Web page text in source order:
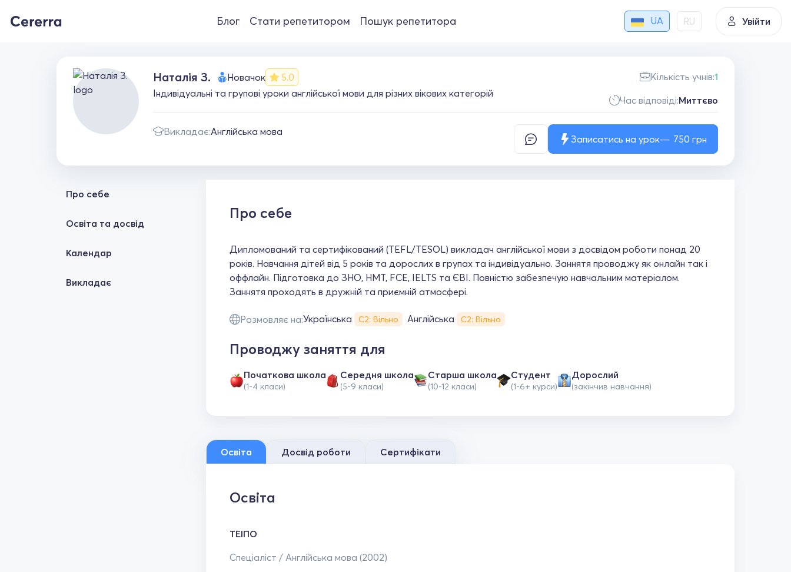
Блог Стати репетитором Пошук репетитора UA RU Увійти
Наталія З. Новачок
5.0
Індивідуальні та групові уроки англійської мови для різних вікових категорій
Викладає:Англійська мова
Кількість учнів:1
Час відповіді:Миттєво
Записатись на урок 750 грн
Про себе
Освіта та досвід
Календар
Викладає
Про себе
Дипломований та сертифікований (TEFL/TESOL) викладач англійської мови з досвідом роботи понад 20
років. Навчання дітей від 5 років та дорослих в групах та індивідуально. Заннятя проводжу як онлайн так і
оффлайн. Підготовка до ЗНО, НМТ, FCE, IELTS та ЄВІ. Повністю забезпечую навчальним матеріалом.
Заннятя проходять в дружній та приємній атмосфері.
Розмовляє на:Українська С2: Вільно Англійська С2: Вільно
Проводжу заняття для
Початкова школа
(1-4 класи)
Середня школа
(5-9 класи)
Старша школа
(10-12 класи)
Студент
(1-6+ курси)
Дорослий
(закінчив навчання)
Освіта Досвід роботи Сертифікати
Освіта
ТЕІПО
Спеціаліст / Англійська мова (2002)